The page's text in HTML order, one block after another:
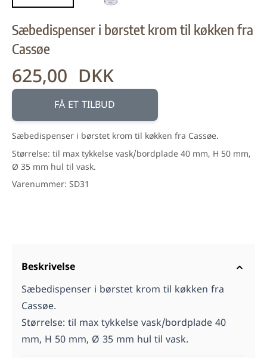
Sæbedispenser i børstet krom til køkken fra
Cassøe
625,00 DKK
FÅ ET TILBUD
Sæbedispenser i børstet krom til køkken fra Cassøe.
Størrelse: til max tykkelse vask/bordplade 40 mm, H 50 mm,
Ø 35 mm hul til vask.
Varenummer: SD31
Beskrivelse
Sæbedispenser i børstet krom til køkken fra
Cassøe.
Størrelse: til max tykkelse vask/bordplade 40
mm, H 50 mm, Ø 35 mm hul til vask.